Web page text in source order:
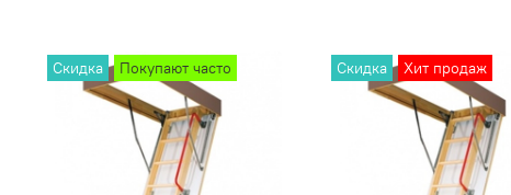
Скидка Покупают часто Скидка Хит продаж